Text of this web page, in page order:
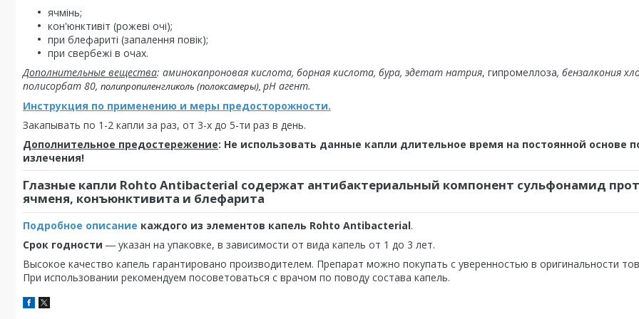
ячмінь;
кон'юнктивіт (рожеві очі);
при блефариті (запалення повік);
при свербежі в очах.
Дополнительные вещества: аминокапроновая кислота, борная кислота, бура, эдетат натрия, гипромеллоза, бензалкония
полисорбат 80, полипропиленгликоль (полоксамеры), рН агент.
Инструкция по применению и меры предосторожности.
Закапывать по 1-2 капли за раз, от 3-х до 5-ти раз в день.
Дополнительное предостережение: Не использовать данные капли длительное время на постоянной основе
излечения!
Глазные капли Rohto Antibacterial содержат антибактериальный компонент сульфонамид
ячменя, конъюнктивита и блефарита
Подробное описание каждого из элементов капель Rohto Antibacterial.
Срок годности ― указан на упаковке, в зависимости от вида капель от 1 до 3 лет.
Высокое качество капель гарантировано производителем. Препарат можно покупать с уверенностью в оригинальности
При использовании рекомендуем посоветоваться с врачом по поводу состава капель.